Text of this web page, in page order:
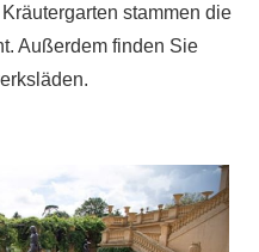
stammen die
Außerdem finden Sie